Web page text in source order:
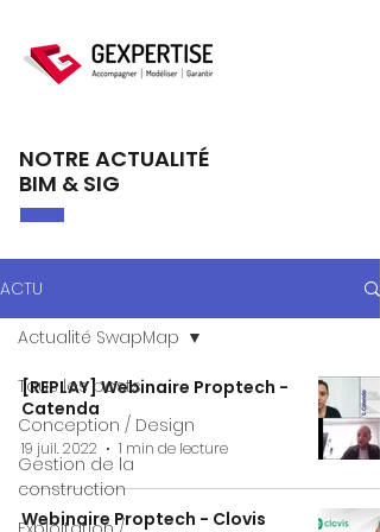
NOTRE ACTUALITÉ
BIM & SIG
ACTU
Tous les posts
Conception / Design
Gestion de la
construction
Actualité SwapMap
[REPLAY] Webinaire Proptech -
Catenda
19 juil. 2022 1 min de lecture
Webinaire Proptech - Clovis